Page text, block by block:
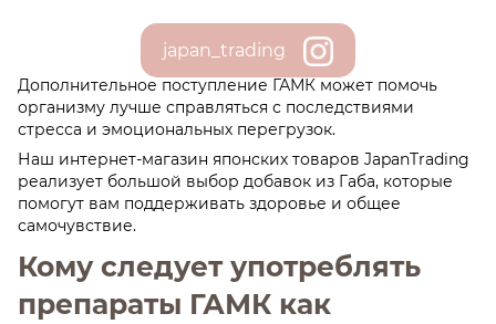
japan_trading
Дополнительное поступление ГАМК может помочь
организму лучше справляться с последствиями
стресса и эмоциональных перегрузок.
Наш интернет-магазин японских товаров JapanTrading
реализует большой выбор добавок из Габа, которые
помогут вам поддерживать здоровье и общее
самочувствие.
Кому следует употреблять
препараты ГАМК как